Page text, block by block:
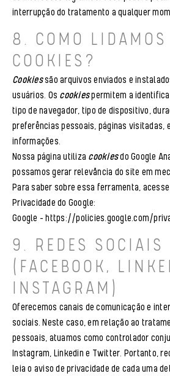
interrupção do tratamento a qualquer
8. COMO LIDAMOS
COOKIES?
Cookiessão arquivos enviados e
usuários. Os cookiespermitem a
tipo de navegador, tipo de dispositivo,
preferências pessoais, páginas visitadas,
informações.
Nossa página utiliza cookiesdo Google
possamos gerar relevância do site em
Para saber sobre essa ferramenta,
Privacidade do Google:
Google –https://policies.google.com/
9. REDES SOCIAIS
(FACEBOOK,
INSTAGRAM)
Oferecemos canais de comunicação e
sociais. Neste caso, em relação ao
pessoais, atuamos como controlador
Instagram, Linkedin e Twitter. Portanto,
leia o aviso de privacidade de cada uma